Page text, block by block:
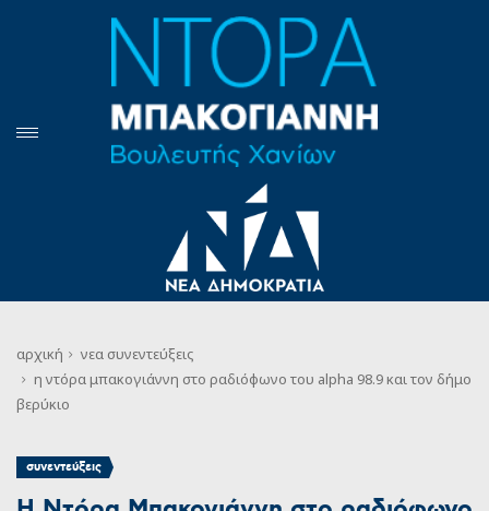
αρχική νεα συνεντεύξεις
η ντόρα μπακογιάννη στο ραδιόφωνο του alpha 98.9 και τον δήμο
βερύκιο
συνεντεύξεις